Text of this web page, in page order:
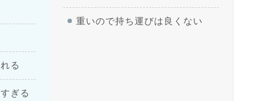
る
ぎる
重いので持ち運びは良くない